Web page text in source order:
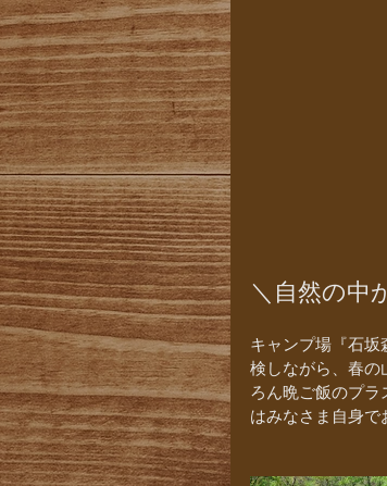
＼自然の中
キャンプ場『石
検しながら、春の
ろん晩ご飯のプ
はみなさま自身で